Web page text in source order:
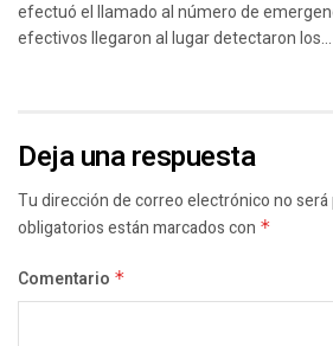
efectuó el llamado al número de
efectivos llegaron al lugar detectaron los...
Deja una respuesta
Tu dirección de correo electrónico no será
obligatorios están marcados con *
Comentario *